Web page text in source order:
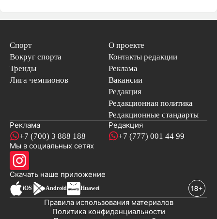
Спорт
Вокруг спорта
Тренды
Лига чемпионов
О проекте
Контакты редакции
Реклама
Вакансии
Редакция
Редакционная политика
Редакционные стандарты
Реклама
+7 (700) 3 888 188
Редакция
+7 (777) 001 44 99
Мы в социальных сетях
Скачать наше приложениеновостей
iOS Android Huawei
Политика конфиденциальности
Правила использования материалов